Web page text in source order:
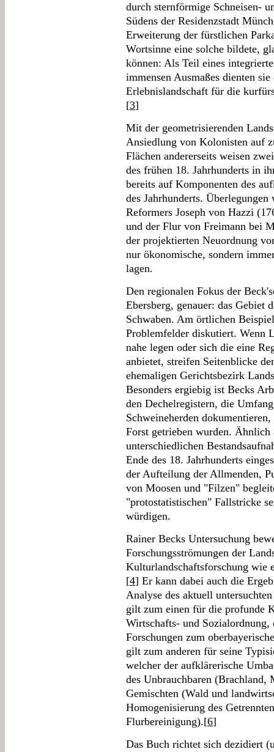
durch sternförmige Schneisen-
Südens der Residenzstadt
Erweiterung der fürstlichen
Wortsinne eine solche bildete,
können: Als Teil eines
immensen Ausmaßes dienten
Erlebnislandschaft für die
[3]
Mit der geometrisierenden
Ansiedlung von Kolonisten auf
Flächen andererseits weisen
des frühen 18. Jahrhunderts in
bereits auf Komponenten des
des Jahrhunderts.
Reformers Joseph von Hazzi
und der Flur von Freimann bei
der projektierten Neuordnung
nur ökonomische, sondern
lagen.
Den regionalen Fokus der
Ebersberg, genauer: das Gebiet
Schwaben. Am örtlichen
Problemfelder diskutiert. Wenn
nahe legen oder sich die eine
anbietet, streifen Seitenblicke
ehemaligen Gerichtsbezirk
Besonders ergiebig ist Becks
den Dechelregistern, die
Schweineherden
Forst getrieben wurden. Ähnlich
unterschiedlichen
Ende des 18. Jahrhunderts
der Aufteilung der Allmenden,
von Moosen und "Filzen"
"protostatistischen" Fallstricke
würdigen.
Rainer Becks Untersuchung
Forschungsströmungen der
Kulturlandschaftsforschung wie
[4] Er kann dabei auch die
Analyse des aktuell
gilt zum einen für die profunde
Wirtschafts- und
Forschungen zum
gilt zum anderen für seine
welcher der aufklärerische
des Unbrauchbaren (Brachland,
Gemischten (Wald und
Homogenisierung des
Flurbereinigung).[6]
Das Buch richtet sich dezidiert